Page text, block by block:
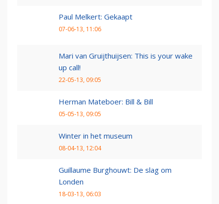
Paul Melkert: Gekaapt
07-06-13, 11:06
Mari van Gruijthuijsen: This is your wake
up call!
22-05-13, 09:05
Herman Mateboer: Bill & Bill
05-05-13, 09:05
Winter in het museum
08-04-13, 12:04
Guillaume Burghouwt: De slag om
Londen
18-03-13, 06:03